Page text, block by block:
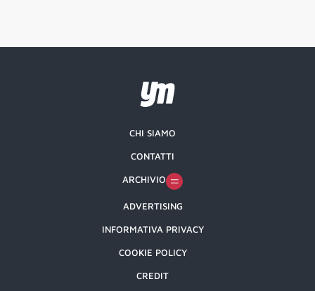
CHI SIAMO
CONTATTI
ARCHIVIO
ADVERTISING
INFORMATIVA PRIVACY
COOKIE POLICY
CREDIT